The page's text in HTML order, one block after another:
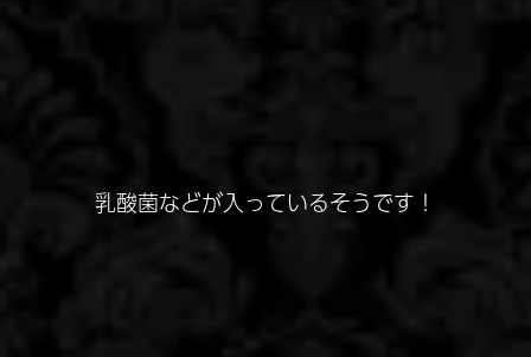
乳酸菌などが入っているそうです！